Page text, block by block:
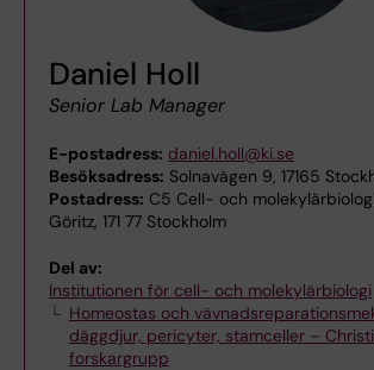
Daniel Holl
Senior Lab Manager
E-postadress: daniel.holl@ki.se
Besöksadress: Solnavägen 9, 17165
Postadress: C5 Cell- och
Göritz, 171 77 Stockholm
Del av:
Institutionen för cell- och molekylärbiologi
Homeostas och
däggdjur, pericyter, stamceller –
forskargrupp